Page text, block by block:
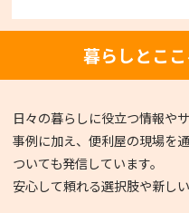
暮らしとこ
日々の暮らしに役立つ情報や
事例に加え、便利屋の現場を
ついても発信しています。
安心して頼れる選択肢や新し